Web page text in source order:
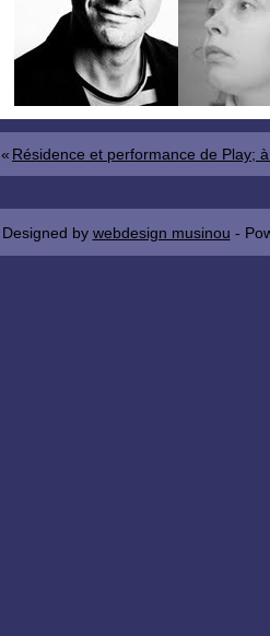
« Résidence et performance de Play;
Designed by webdesign musinou -